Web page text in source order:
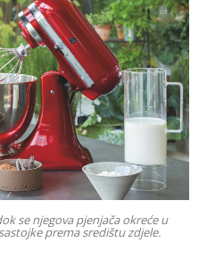
se njegova pjenjača okreće u
prema središtu zdjele.